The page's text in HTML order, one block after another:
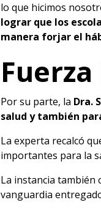
lo que hicimos
lograr que los
manera forjar el
Por su parte, la Dra.
salud y también
La experta recalcó
importantes para la
La instancia también
vanguardia